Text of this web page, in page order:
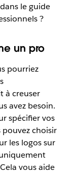
le guide
?
un pro
pourriez
à creuser
avez besoin.
spécifier vos
pouvez choisir
les logos sur
vous aide